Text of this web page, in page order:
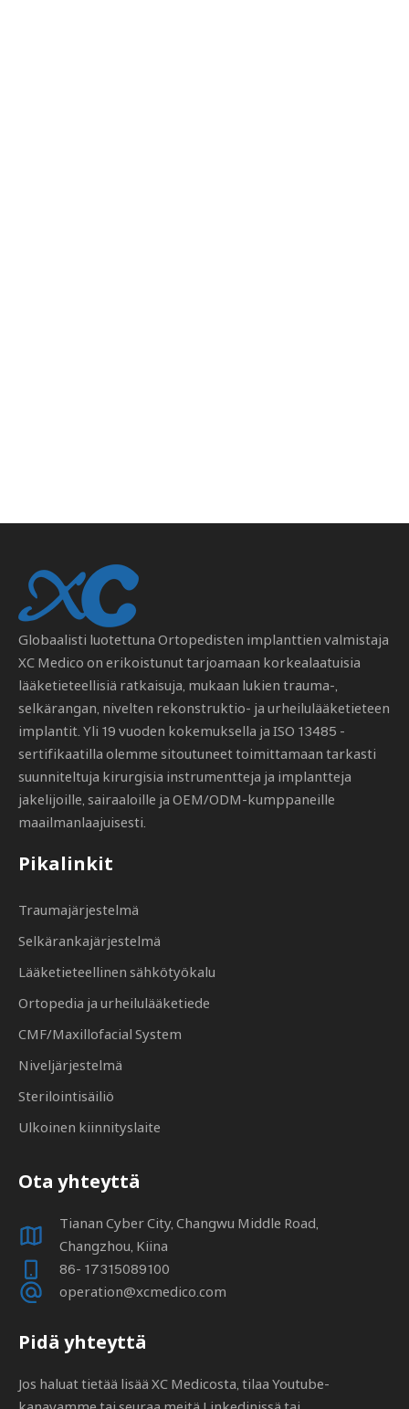
Globaalisti luotettuna Ortopedisten implanttien valmistaja
XC Medico on erikoistunut tarjoamaan korkealaatuisia
lääketieteellisiä ratkaisuja, mukaan lukien trauma-,
selkärangan, nivelten rekonstruktio- ja urheilulääketieteen
implantit. Yli 19 vuoden kokemuksella ja ISO 13485 -
sertifikaatilla olemme sitoutuneet toimittamaan tarkasti
suunniteltuja kirurgisia instrumentteja ja implantteja
jakelijoille, sairaaloille ja OEM/ODM-kumppaneille
maailmanlaajuisesti.
Pikalinkit
Traumajärjestelmä
Selkärankajärjestelmä
Lääketieteellinen sähkötyökalu
Ortopedia ja urheilulääketiede
CMF/Maxillofacial System
Niveljärjestelmä
Sterilointisäiliö
Ulkoinen kiinnityslaite
Ota yhteyttä
Tianan Cyber ​​City, Changwu Middle Road,
Changzhou, Kiina
86- 17315089100
operation@xcmedico.com
Pidä yhteyttä
Jos haluat tietää lisää XC Medicosta, tilaa Youtube-